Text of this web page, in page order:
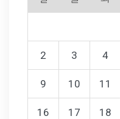
2 3 4
9 10 11
16 17 18